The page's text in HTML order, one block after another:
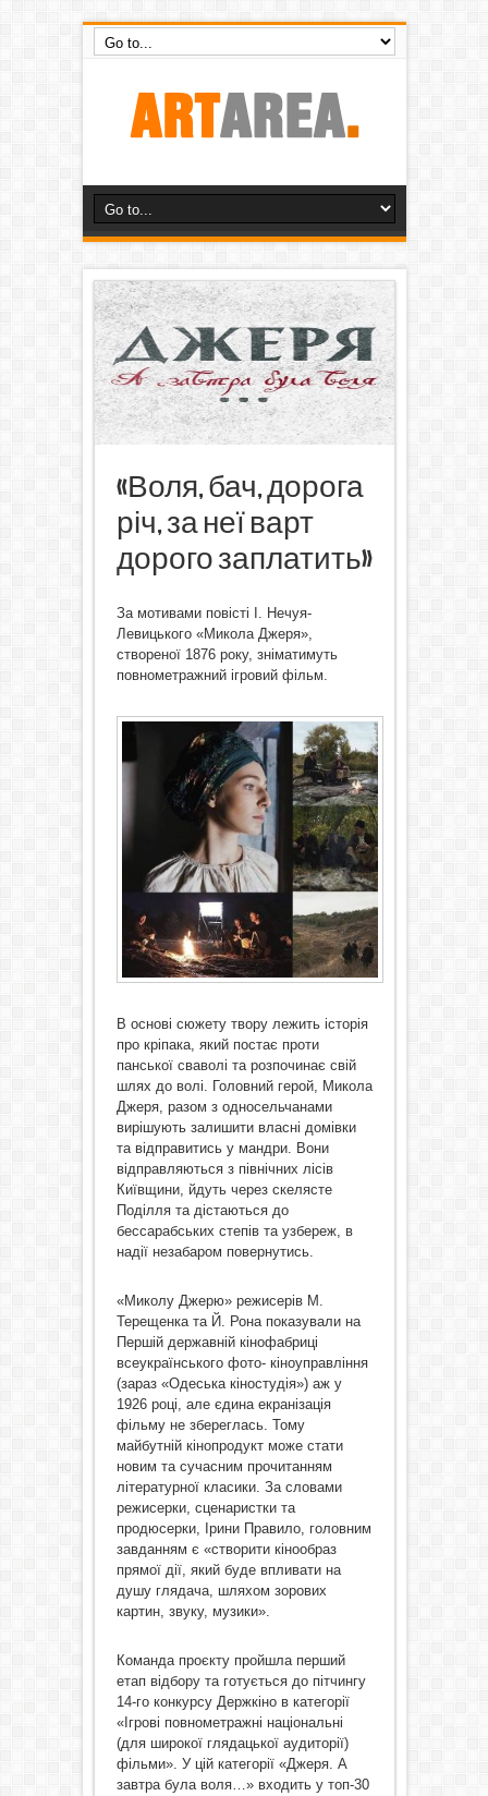
«Воля, бач, дорога
річ, за неї варт
дорого заплатить»
За мотивами повісті І. Нечуя-
Левицького «Микола Джеря»,
створеної 1876 року, зніматимуть
повнометражний ігровий фільм.
В основі сюжету твору лежить історія
про кріпака, який постає проти
панської сваволі та розпочинає свій
шлях до волі. Головний герой, Микола
Джеря, разом з односельчанами
вирішують залишити власні домівки
та відправитись у мандри. Вони
відправляються з північних лісів
Київщини, йдуть через скелясте
Поділля та дістаються до
бессарабських степів та узбереж, в
надії незабаром повернутись.
«Миколу Джерю» режисерів М.
Терещенка та Й. Рона показували на
Першій державній кінофабриці
всеукраїнського фото- кіноуправління
(зараз «Одеська кіностудія») аж у
1926 році, але єдина екранізація
фільму не збереглась. Тому
майбутній кінопродукт може стати
новим та сучасним прочитанням
літературної класики. За словами
режисерки, сценаристки та
продюсерки, Ірини Правило, головним
завданням є «створити кінообраз
прямої дії, який буде впливати на
душу глядача, шляхом зорових
картин, звуку, музики».
Команда проєкту пройшла перший
етап відбору та готується до пітчингу
14-го конкурсу Держкіно в категорії
«Ігрові повнометражні національні
(для широкої глядацької аудиторії)
фільми». У цій категорії «Джеря. А
завтра була воля…» входить у топ-30